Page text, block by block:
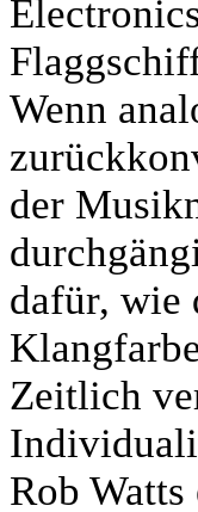
Wenn
der
dafür, wie
Zeitlich
Rob